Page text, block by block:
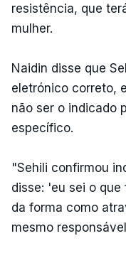
resistência, que
mulher.
Naidin disse que
eletrónico correto,
não ser o indicado
específico.
"Sehili confirmou
disse: 'eu sei o
da forma como
mesmo